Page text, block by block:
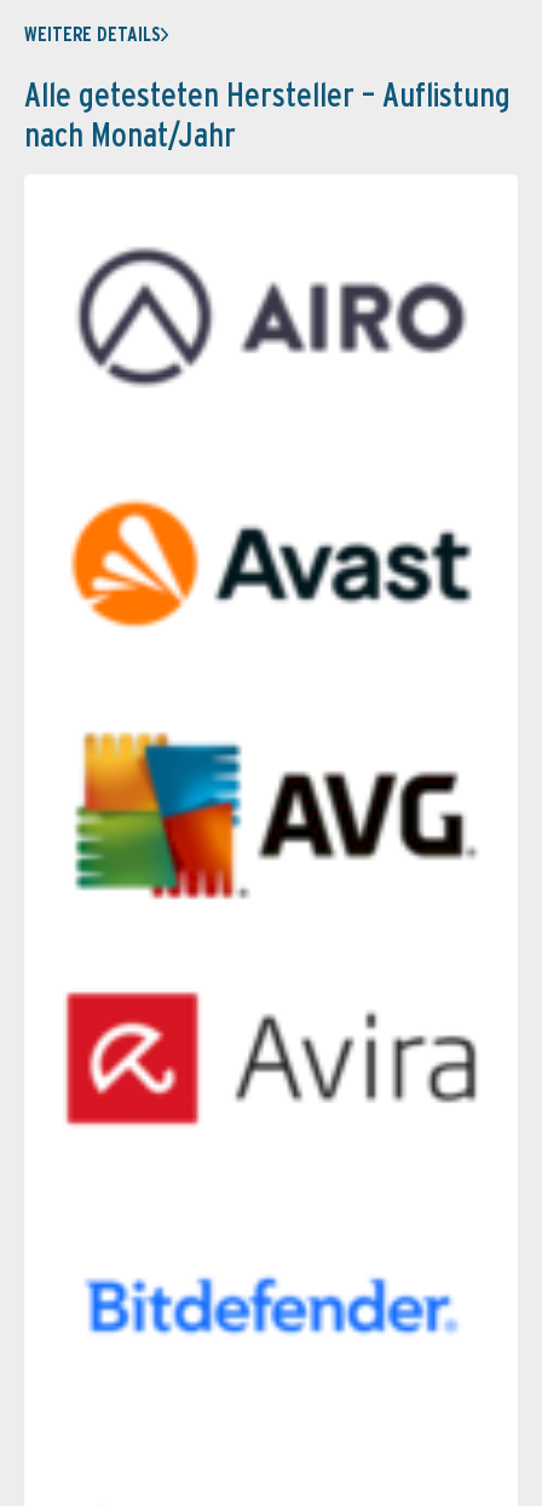
WEITERE DETAILS
Alle getesteten Hersteller – Auflistung
nach Monat/Jahr